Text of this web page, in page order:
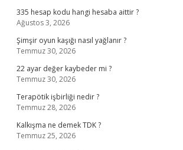
335 hesap kodu hangi hesaba aittir ?
Ağustos 3, 2026
Şimşir oyun kaşığı nasıl yağlanır ?
Temmuz 30, 2026
22 ayar değer kaybeder mi ?
Temmuz 30, 2026
Terapötik işbirliği nedir ?
Temmuz 28, 2026
Kalkışma ne demek TDK ?
Temmuz 25, 2026